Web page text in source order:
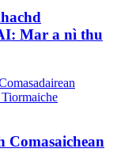
Mar a nì thu
Comasaichean